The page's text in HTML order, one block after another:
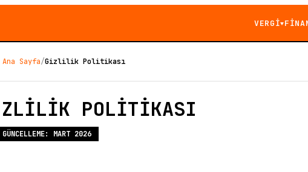
VERGİ▼
Ana Sayfa/Gizlilik Politikası
POLİTİKASI
GÜNCELLEME: MART 2026